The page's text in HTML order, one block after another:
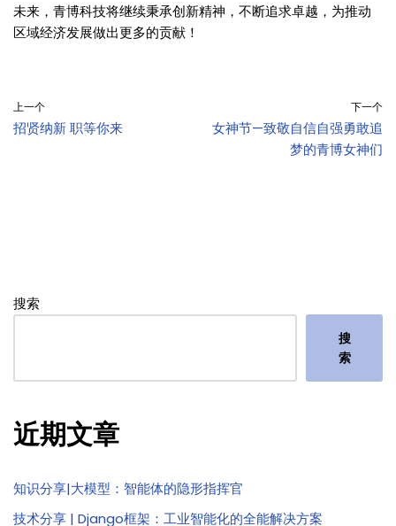
未来，青博科技将继续秉承创新精神，不断追求卓越，为推动
区域经济发展做出更多的贡献！
上一个
招贤纳新 职等你来
下一个
女神节—致敬自信自强勇敢追
梦的青博女神们
搜索
搜
索
近期文章
知识分享|大模型：智能体的隐形指挥官
技术分享 | Django框架：工业智能化的全能解决方案